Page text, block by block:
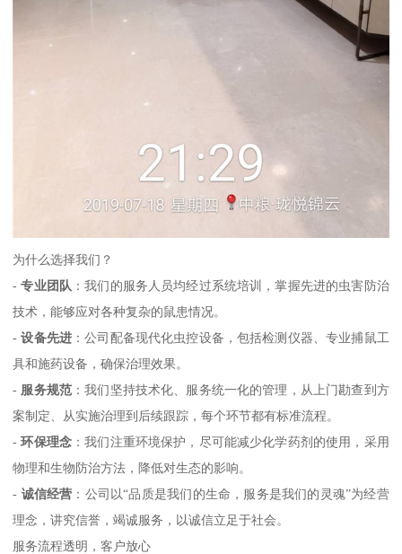
为什么选择我们？
-专业团队 ：我们的服务人员均经过系统培训，掌握先进的虫害防治
技术，能够应对各种复杂的鼠患情况。
-设备先进 ：公司配备现代化虫控设备，包括检测仪器、专业捕鼠工
具和施药设备，确保治理效果。
- 服务规范 ：我们坚持技术化、服务统一化的管理，从上门勘查到方
案制定、从实施治理到后续跟踪，每个环节都有标准流程。
-环保理念 ：我们注重环境保护，尽可能减少化学药剂的使用，采用
物理和生物防治方法，降低对生态的影响。
- 诚信经营 ：公司以“品质是我们的生命，服务是我们的灵魂”为经营
理念，讲究信誉，竭诚服务，以诚信立足于社会。
服务流程透明，客户放心